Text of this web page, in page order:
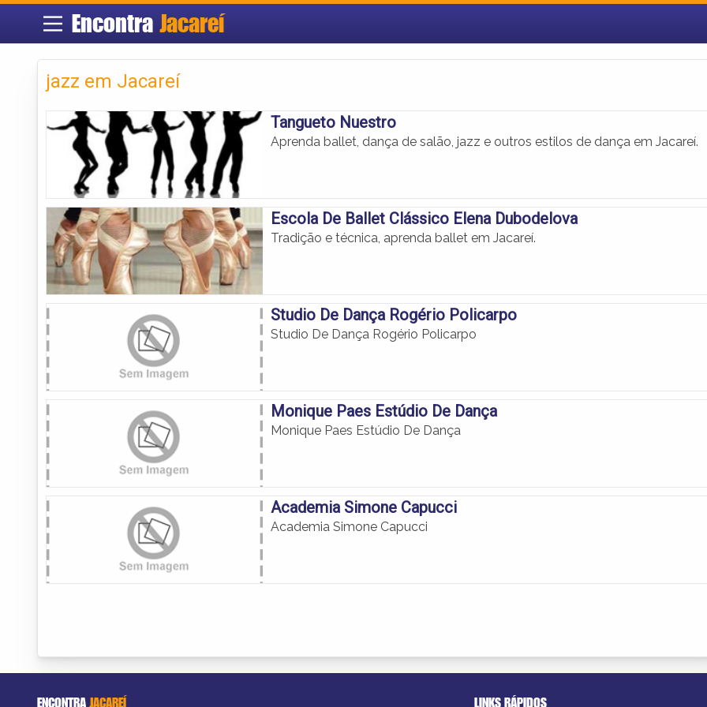
Encontra Jacareí
jazz em Jacareí
Tangueto Nuestro
Aprenda ballet, dança de salão, jazz e outros estilos de dança em Jacareí.
Escola De Ballet Clássico Elena Dubodelova
Tradição e técnica, aprenda ballet em Jacareí.
Studio De Dança Rogério Policarpo
Studio De Dança Rogério Policarpo
Monique Paes Estúdio De Dança
Monique Paes Estúdio De Dança
Academia Simone Capucci
Academia Simone Capucci
ENCONTRAJACAREÍ LINKS RÁPIDOS